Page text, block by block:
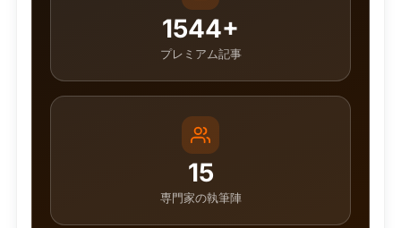
1544+
プレミアム記事
15
専門家の執筆陣